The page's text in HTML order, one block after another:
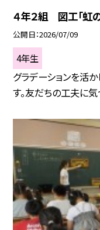
４年２組 図工「虹
公開日 2026/07/09
4年生
グラデーションを活
す。友だちの工夫に気